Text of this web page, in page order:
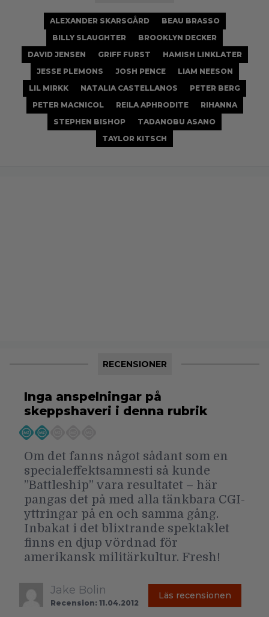
ALEXANDER SKARSGÅRD
BEAU BRASSO
BILLY SLAUGHTER
BROOKLYN DECKER
DAVID JENSEN
GRIFF FURST
HAMISH LINKLATER
JESSE PLEMONS
JOSH PENCE
LIAM NEESON
LIL MIRKK
NATALIA CASTELLANOS
PETER BERG
PETER MACNICOL
REILA APHRODITE
RIHANNA
STEPHEN BISHOP
TADANOBU ASANO
TAYLOR KITSCH
RECENSIONER
Inga anspelningar på
skeppshaveri i denna rubrik
Om det fanns något sådant som en
specialeffektsamnesti så kunde
”Battleship” vara resultatet – här
pangas det på med alla tänkbara CGI-
yttringar på en och samma gång.
Inbakat i det blixtrande spektaklet
finns en djup vördnad för
amerikansk militärkultur. Fresh!
Jake Bolin
Recension: 11.04.2012
Läs recensionen